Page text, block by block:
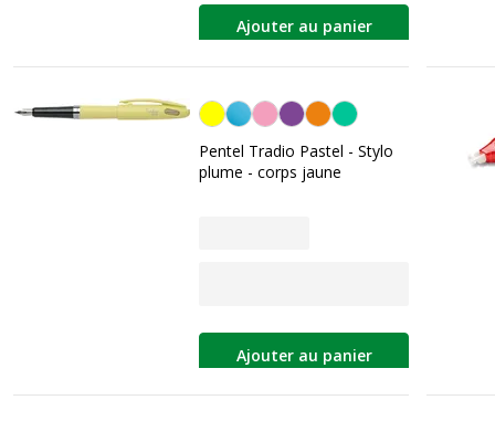
Ajouter au panier
Jaune
Pentel Tradio Pastel - Stylo
plume - corps jaune
Ajouter au panier